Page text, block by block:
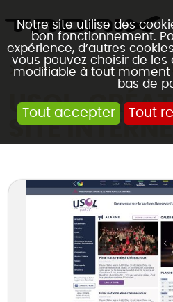
Notre site utilise des
bon fonctionnement.
expérience, d’autres
vous pouvez choisir de les
modifiable à tout moment
bas de
Tout accepter Tout
Accueil Réalisations
USOL,
SITE